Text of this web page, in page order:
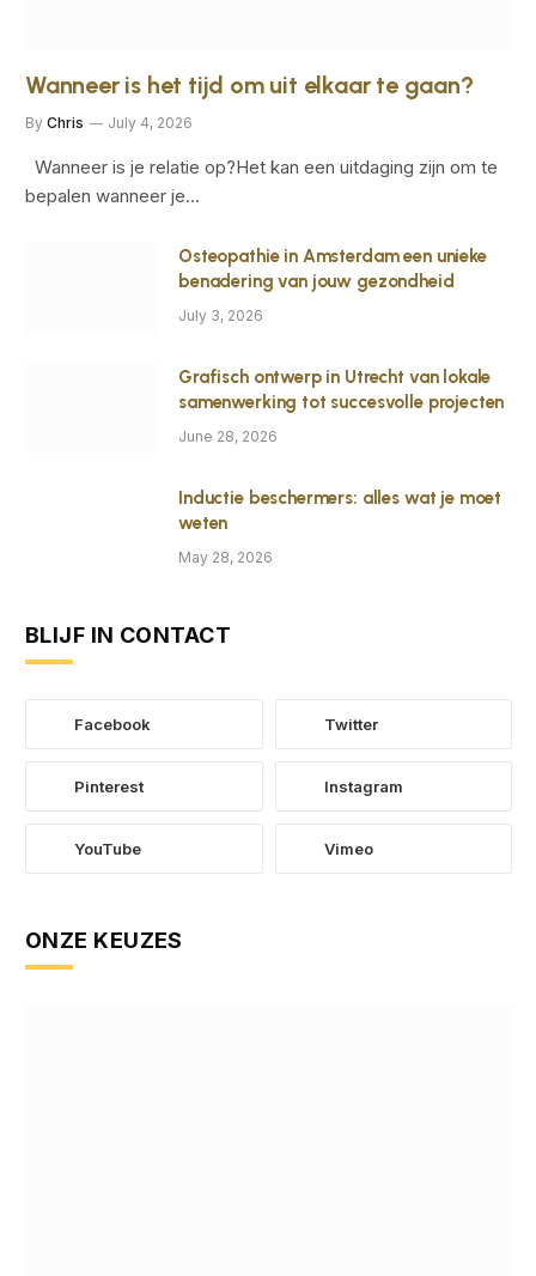
Wanneer is het tijd om uit elkaar te gaan?
By Chris July 4, 2026
Wanneer is je relatie op?Het kan een uitdaging zijn om te
bepalen wanneer je…
Osteopathie in Amsterdam een unieke
benadering van jouw gezondheid
July 3, 2026
Grafisch ontwerp in Utrecht van lokale
samenwerking tot succesvolle projecten
June 28, 2026
Inductie beschermers: alles wat je moet
weten
May 28, 2026
BLIJF IN CONTACT
Facebook Twitter
Pinterest Instagram
YouTube Vimeo
ONZE KEUZES